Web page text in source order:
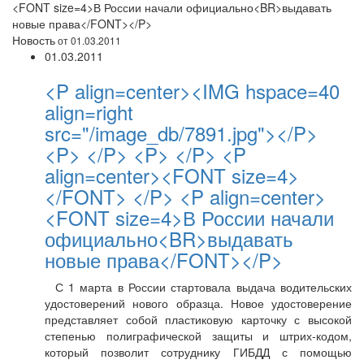
<FONT size=4>В России начали официально<BR>выдавать
новые права</FONT></P>
Новостьот 01.03.2011
01.03.2011
<P align=center><IMG hspace=40
align=right
src="/image_db/7891.jpg"></P>
<P> </P> <P> </P> <P
align=center><FONT size=4>
</FONT> </P> <P align=center>
<FONT size=4>В России начали
официально<BR>выдавать
новые права</FONT></P>
С 1 марта в России стартовала выдача водительских
удостоверений нового образца. Новое удостоверение
представляет собой пластиковую карточку с высокой
степенью полиграфической защиты и штрих-кодом,
который позволит сотруднику ГИБДД с помощью